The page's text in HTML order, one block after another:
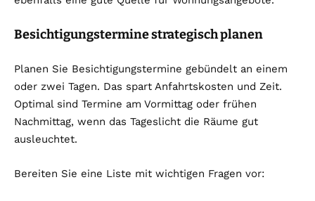
Besichtigungstermine strategisch planen
Planen Sie Besichtigungstermine gebündelt an einem
oder zwei Tagen. Das spart Anfahrtskosten und Zeit.
Optimal sind Termine am Vormittag oder frühen
Nachmittag, wenn das Tageslicht die Räume gut
ausleuchtet.
Bereiten Sie eine Liste mit wichtigen Fragen vor: